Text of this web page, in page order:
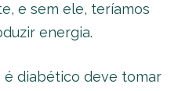
e sem ele, teríamos
energia.
é diabético deve tomar